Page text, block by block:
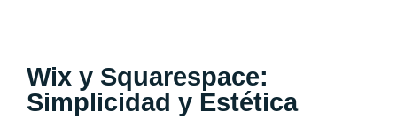
Wix y Squarespace:
Simplicidad y Estética